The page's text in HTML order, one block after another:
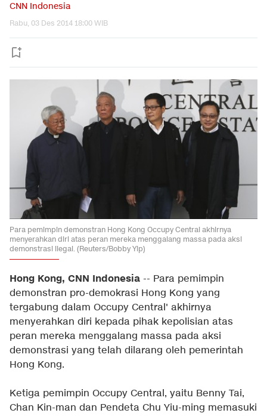
CNN Indonesia
Rabu, 03 Des 2014 18:00 WIB
Para pemimpin demonstran Hong Kong Occupy Central akhirnya
menyerahkan diri atas peran mereka menggalang massa pada aksi
demonstrasi ilegal. (Reuters/Bobby Yip)
Hong Kong, CNN Indonesia -- Para pemimpin
demonstran pro-demokrasi Hong Kong yang
tergabung dalam Occupy Central' akhirnya
menyerahkan diri kepada pihak kepolisian atas
peran mereka menggalang massa pada aksi
demonstrasi yang telah dilarang oleh pemerintah
Hong Kong.
Ketiga pemimpin Occupy Central, yaitu Benny Tai,
Chan Kin-man dan Pendeta Chu Yiu-ming memasuki